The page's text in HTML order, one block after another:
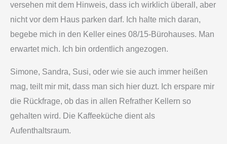
versehen mit dem Hinweis, dass ich wirklich überall, aber
nicht vor dem Haus parken darf. Ich halte mich daran,
begebe mich in den Keller eines 08/15-Bürohauses. Man
erwartet mich. Ich bin ordentlich angezogen.
Simone, Sandra, Susi, oder wie sie auch immer heißen
mag, teilt mir mit, dass man sich hier duzt. Ich erspare mir
die Rückfrage, ob das in allen Refrather Kellern so
gehalten wird. Die Kaffeeküche dient als
Aufenthaltsraum.